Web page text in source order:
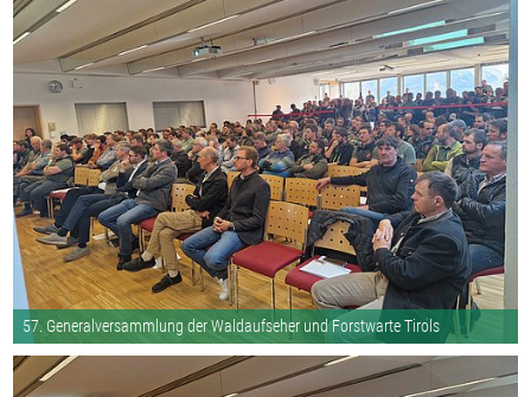
57. Generalversammlung der Waldaufseher und Forstwarte Tirols